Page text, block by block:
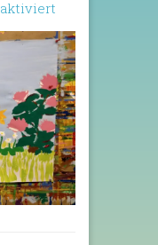
Frühling